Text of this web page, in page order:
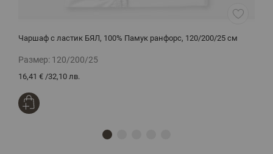
Чаршаф с ластик БЯЛ, 100% Памук ранфорс, 120/200/25 см
Размер: 120/200/25
16,41 € /32,10 лв.